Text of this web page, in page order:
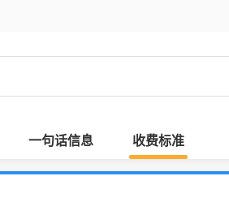
一句话信息 收费标准